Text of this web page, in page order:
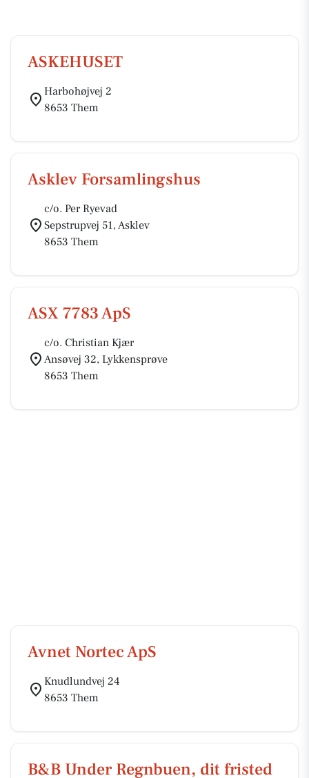
ASKEHUSET
Harbohøjvej 2
8653 Them
Asklev Forsamlingshus
c/o. Per Ryevad
Sepstrupvej 51, Asklev
8653 Them
ASX 7783 ApS
c/o. Christian Kjær
Ansøvej 32, Lykkensprøve
8653 Them
Avnet Nortec ApS
Knudlundvej 24
8653 Them
B&B Under Regnbuen, dit fristed